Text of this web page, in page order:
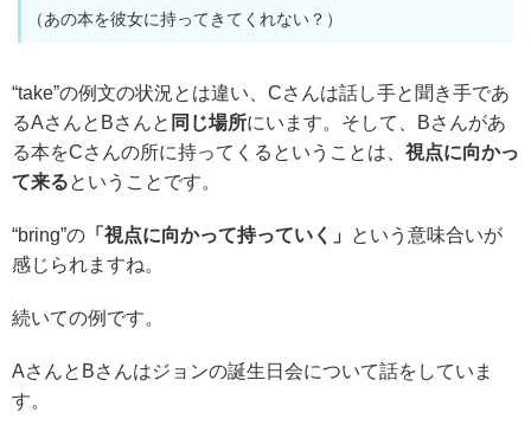
（あの本を彼女に持ってきてくれない？）
“take”の例文の状況とは違い、Cさんは話し手と聞き手であ
るAさんとBさんと 同じ場所にいます。そして、Bさんがあ
る本をCさんの所に持ってくるということは、 視点に向かっ
て来るということです。
“bring”の 「視点に向かって持っていく」
という意味合いが
感じられますね。
続いての例です。
AさんとBさんはジョンの誕生日会について話をしていま
す。